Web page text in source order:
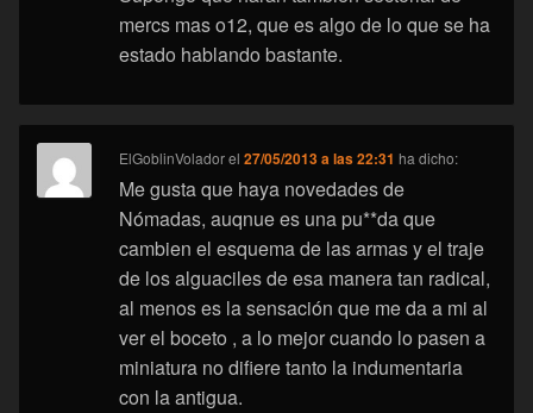
mercs mas o12, que es algo de lo que se ha
estado hablando bastante.
ElGoblinVoladorel27/05/2013 a las 22:31 ha dicho:
Me gusta que haya novedades de
Nómadas, auqnue es una pu**da que
cambien el esquema de las armas y el traje
de los alguaciles de esa manera tan radical,
al menos es la sensación que me da a mi al
ver el boceto , a lo mejor cuando lo pasen a
miniatura no difiere tanto la indumentaria
con la antigua.